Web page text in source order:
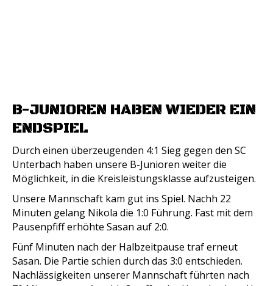
B-JUNIOREN HABEN WIEDER EIN
ENDSPIEL
Durch einen überzeugenden 4:1 Sieg gegen den SC
Unterbach haben unsere B-Junioren weiter die
Möglichkeit, in die Kreisleistungsklasse aufzusteigen.
Unsere Mannschaft kam gut ins Spiel. Nachh 22
Minuten gelang Nikola die 1:0 Führung. Fast mit dem
Pausenpfiff erhöhte Sasan auf 2:0.
Fünf Minuten nach der Halbzeitpause traf erneut
Sasan. Die Partie schien durch das 3:0 entschieden.
Nachlässigkeiten unserer Mannschaft führten nach